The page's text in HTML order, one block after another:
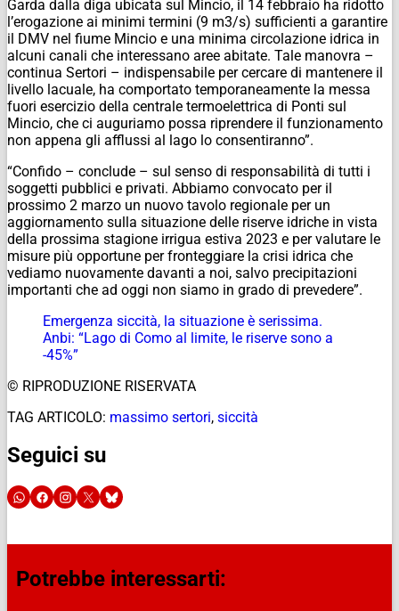
Garda dalla diga ubicata sul Mincio, il 14 febbraio ha ridotto
l’erogazione ai minimi termini (9 m3/s) sufficienti a garantire
il DMV nel fiume Mincio e una minima circolazione idrica in
alcuni canali che interessano aree abitate. Tale manovra –
continua Sertori – indispensabile per cercare di mantenere il
livello lacuale, ha comportato temporaneamente la messa
fuori esercizio della centrale termoelettrica di Ponti sul
Mincio, che ci auguriamo possa riprendere il funzionamento
non appena gli afflussi al lago lo consentiranno”.
“Confido – conclude – sul senso di responsabilità di tutti i
soggetti pubblici e privati. Abbiamo convocato per il
prossimo 2 marzo un nuovo tavolo regionale per un
aggiornamento sulla situazione delle riserve idriche in vista
della prossima stagione irrigua estiva 2023 e per valutare le
misure più opportune per fronteggiare la crisi idrica che
vediamo nuovamente davanti a noi, salvo precipitazioni
importanti che ad oggi non siamo in grado di prevedere”.
Emergenza siccità, la situazione è serissima.
Anbi: “Lago di Como al limite, le riserve sono a
-45%”
© RIPRODUZIONE RISERVATA
TAG ARTICOLO: massimo sertori, siccità
Seguici su
Potrebbe interessarti: